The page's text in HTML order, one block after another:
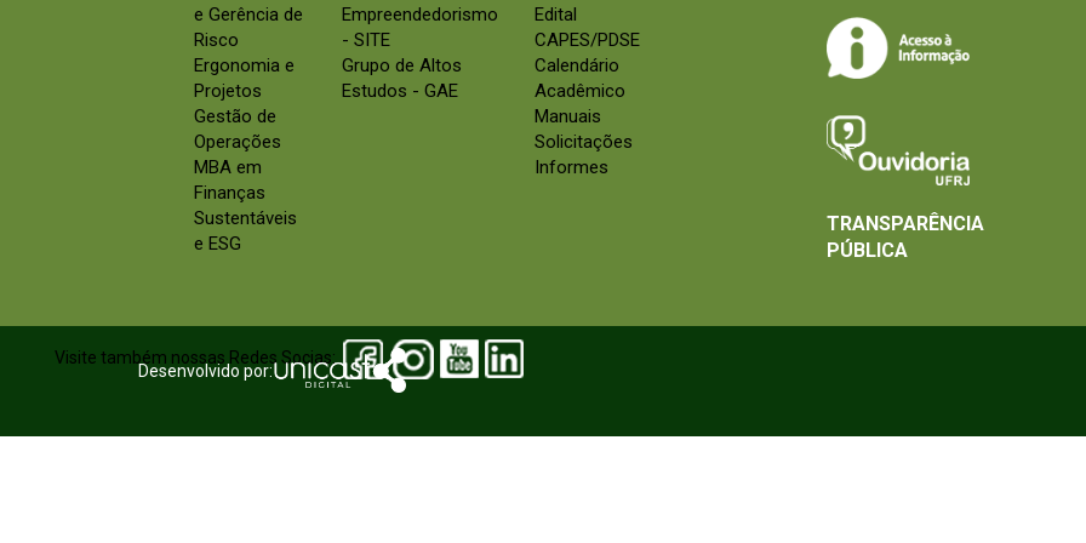
e Gerência de
Risco
Ergonomia e
Projetos
Gestão de
Operações
MBA em
Finanças
Sustentáveis
e ESG
Empreendedorismo
- SITE
Grupo de Altos
Estudos - GAE
Edital
CAPES/PDSE
Calendário
Acadêmico
Manuais
Solicitações
Informes
Visite também nossas Redes Socias:
TRANSPARÊNCIA
PÚBLICA
Desenvolvido por: